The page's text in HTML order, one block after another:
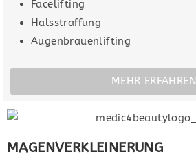
Facelifting
Halsstraffung
Augenbrauenlifting
MEHR ERFAHREN
MAGENVERKLEINERUNG